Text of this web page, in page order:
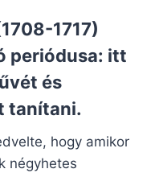
1717)
periódusa: itt
és
tanítani.
hogy amikor
négyhetes